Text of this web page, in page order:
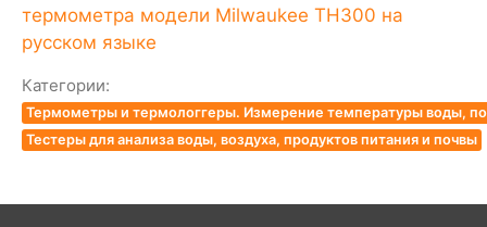
термометра модели Milwaukee TH300 на
русском языке
Категории:
Термометры и термологгеры. Измерение температуры воды,
Тестеры для анализа воды, воздуха, продуктов питания и почвы